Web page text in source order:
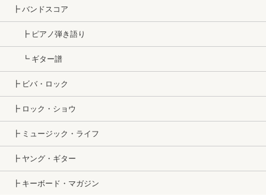
┣ バンドスコア
┣ ピアノ弾き語り
┗ ギター譜
┣ ビバ・ロック
┣ ロック・ショウ
┣ ミュージック・ライフ
┣ ヤング・ギター
┣ キーボード・マガジン